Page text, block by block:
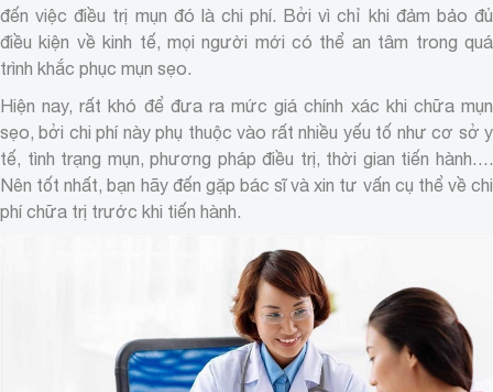
đến việc điều trị mụn đó là chi phí. Bởi vì chỉ khi đảm bảo đủ
điều kiện về kinh tế, mọi người mới có thể an tâm trong quá
trình khắc phục mụn sẹo.
Hiện nay, rất khó để đưa ra mức giá chính xác khi chữa mụn
sẹo, bởi chi phí này phụ thuộc vào rất nhiều yếu tố như cơ sở y
tế, tình trạng mụn, phương pháp điều trị, thời gian tiến hành….
Nên tốt nhất, bạn hãy đến gặp bác sĩ và xin tư vấn cụ thể về chi
phí chữa trị trước khi tiến hành.